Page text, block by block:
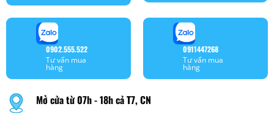
0902.555.522
Tư vấn mua
hàng
0911447268
Tư vấn mua
hàng
Mở cửa từ 07h - 18h cả T7, CN